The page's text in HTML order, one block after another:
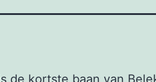
de kortste baan van